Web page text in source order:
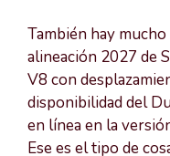
También hay
alineación 2027 de
V8 con
disponibilidad del
en línea en la
Ese es el tipo de